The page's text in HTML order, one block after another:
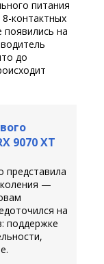
питания
контактных
на
до
9070 XT
представила
—
на
поддержке